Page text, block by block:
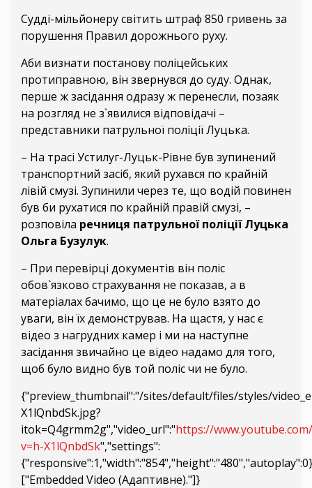
Судді-мільйонеру світить штраф 850 гривень за
порушення Правил дорожнього руху.
Аби визнати постанову поліцейських
протиправною, він звернувся до суду. Однак,
перше ж засідання одразу ж перенесли, позаяк
на розгляд не з`явилися відповідачі –
представники патрульної поліції Луцька.
– На трасі Устилуг-Луцьк-Рівне був зупинений
транспортний засіб, який рухався по крайній
лівій смузі. Зупинили через те, що водій повинен
був би рухатися по крайній правій смузі, –
розповіла речниця патрульної поліції Луцька
Ольга Бузулук.
– При перевірці документів він поліс
обов`язково страхування не показав, а в
матеріалах бачимо, що це не було взято до
уваги, він їх демонстрував. На щастя, у нас є
відео з нагрудних камер і ми на наступне
засідання звичайно це відео надамо для того,
щоб було видно був той поліс чи не було.
{"preview_thumbnail":"/sites/default/files/styles/
X1lQnbdSk.jpg?
itok=Q4grmm2g","video_url":"https://
v=h-X1lQnbdSk","settings":
["Embedded Video (Адаптивне)."]}